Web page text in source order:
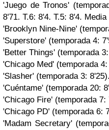
'Juego de Tronos'
8'71. T.6: 8'4. T.5: 8'4.
'Brooklyn Nine-Nine'
'Superstore' (temporada 4:
'Better Things' (temporada
'Chicago Med' (temporada
'Slasher' (temporada 3: 8'25).
'Cuéntame' (temporada 20:
'Chicago Fire' (temporada 7:
'Chicago PD' (temporada 6:
'Madam Secretary'